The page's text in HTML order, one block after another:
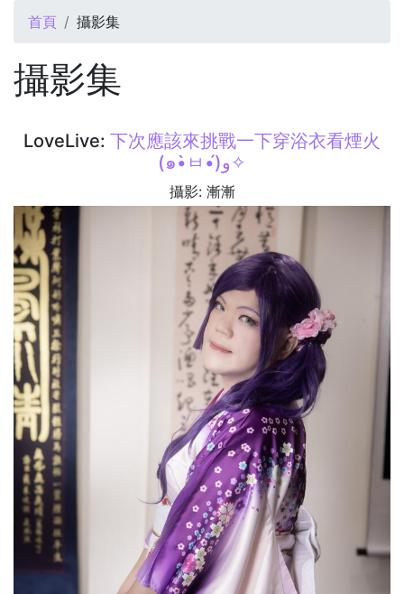
您在這裡
首頁 攝影集
攝影集
LoveLive: 下次應該來挑戰一下穿浴衣看煙火
(๑•̀ㅂ•́)و✧
攝影: 漸漸